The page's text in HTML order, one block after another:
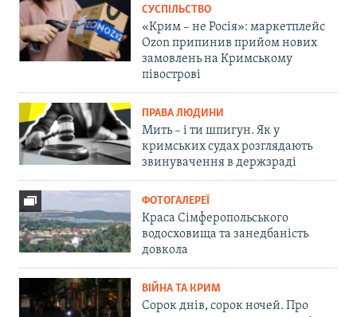
СУСПІЛЬСТВО
«Крим – не Росія»: маркетплейс
Ozon припинив прийом нових
замовлень на Кримському
півострові
ПРАВА ЛЮДИНИ
Мить – і ти шпигун. Як у
кримських судах розглядають
звинувачення в держзраді
ФОТОГАЛЕРЕЇ
Краса Сімферопольського
водосховища та занедбаність
довкола
ВІЙНА ТА КРИМ
Сорок днів, сорок ночей. Про